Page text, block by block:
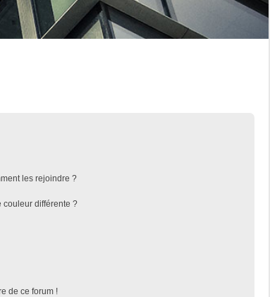
les rejoindre ?
couleur différente ?
de ce forum !